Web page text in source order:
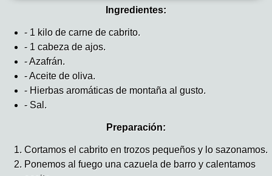
Ingredientes:
- 1 kilo de carne de cabrito.
- 1 cabeza de ajos.
- Azafrán.
- Aceite de oliva.
- Hierbas aromáticas de montaña al gusto.
- Sal.
Preparación:
Cortamos el cabrito en trozos pequeños y lo sazonamos.
Ponemos al fuego una cazuela de barro y calentamos